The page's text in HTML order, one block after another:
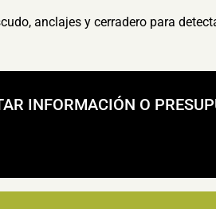
anclajes y cerradero para
INFORMACIÓN O